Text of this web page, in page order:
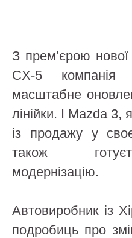
З прем’єрою нової
CX-5 компанія
масштабне
лінійки. І Mazda 3,
із продажу у
також
модернізацію.
Автовиробник із
подробиць про